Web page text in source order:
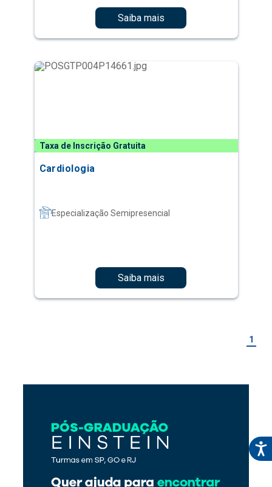
Saiba mais
Taxa de Inscrição Gratuita
Cardiologia
Especialização Semipresencial
Saiba mais
1